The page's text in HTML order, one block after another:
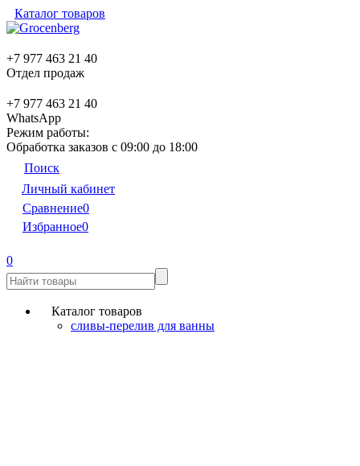
Каталог товаров
+7 977 463 21 40
Отдел продаж
+7 977 463 21 40
WhatsApp
Режим работы:
Обработка заказов с 09:00 до 18:00
Поиск
Личный кабинет
Сравнение0
Избранное0
0
Каталог товаров
сливы-перелив для ванны